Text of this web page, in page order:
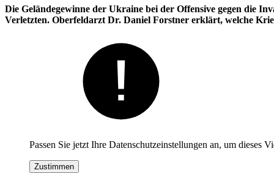
Die Geländegewinne der Ukraine bei der Offensive gegen die
Verletzten. Oberfeldarzt Dr. Daniel Forstner erklärt, welche
Passen Sie jetzt Ihre Datenschutzeinstellungen an, um dieses
Zustimmen